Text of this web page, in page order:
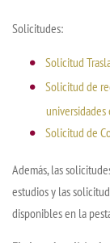
Solicitudes:
Solicitud
Solicitud de
universidades
Solicitud de
Además, las
estudios y las
disponibles en la